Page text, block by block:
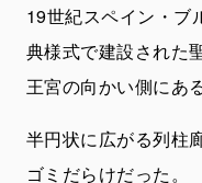
19世紀スペイン・ブ
典様式で建設された
王宮の向かい側にある
半円状に広がる列柱
ゴミだらけだった。